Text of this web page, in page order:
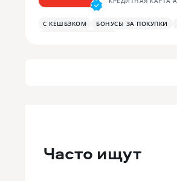
С КЕШБЭКОМ БОНУСЫ ЗА ПОКУПКИ
Часто ищут